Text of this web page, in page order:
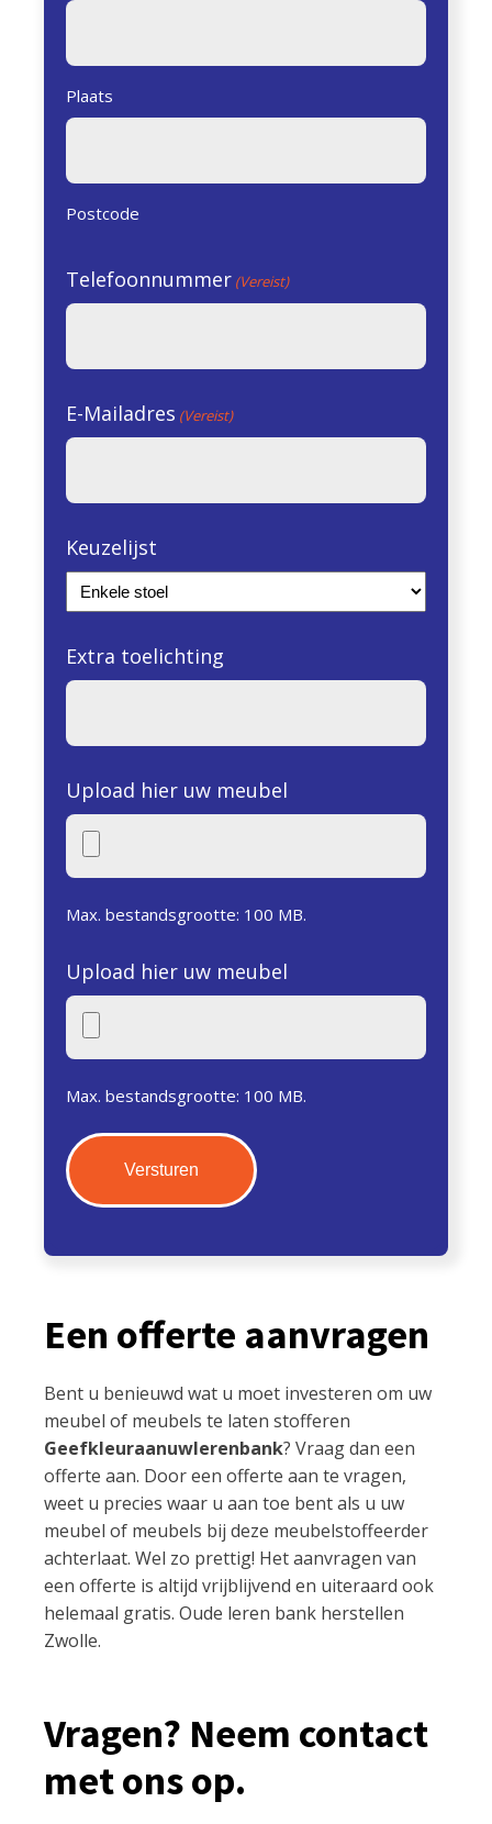
Plaats
Postcode
Telefoonnummer (Vereist)
E-Mailadres (Vereist)
Keuzelijst
Extra toelichting
Upload hier uw meubel
Max. bestandsgrootte: 100 MB.
Upload hier uw meubel
Max. bestandsgrootte: 100 MB.
Een offerte aanvragen
Bent u benieuwd wat u moet investeren om uw
meubel of meubels te laten stofferen
Geefkleuraanuwlerenbank? Vraag dan een
offerte aan. Door een offerte aan te vragen,
weet u precies waar u aan toe bent als u uw
meubel of meubels bij deze meubelstoffeerder
achterlaat. Wel zo prettig! Het aanvragen van
een offerte is altijd vrijblijvend en uiteraard ook
helemaal gratis. Oude leren bank herstellen
Zwolle.
Vragen? Neem contact
met ons op.